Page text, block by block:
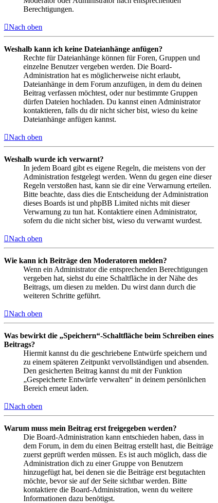
Berechtigungen.
Nach oben
Weshalb kann ich keine Dateianhänge anfügen?
Rechte für Dateianhänge können für Foren, Gruppen und
einzelne Benutzer vergeben werden. Die Board-
Administration hat es möglicherweise nicht erlaubt,
Dateianhänge in dem Forum anzufügen, in dem du deinen
Beitrag verfassen möchtest, oder nur bestimmte Gruppen
dürfen Dateien hochladen. Du kannst einen Administrator
kontaktieren, falls du dir nicht sicher bist, wieso du keine
Dateianhänge anfügen kannst.
Nach oben
Weshalb wurde ich verwarnt?
In jedem Board gibt es eigene Regeln, die meistens von der
Administration festgelegt werden. Wenn du gegen eine dieser
Regeln verstoßen hast, kann sie dir eine Verwarnung erteilen.
Bitte beachte, dass dies die Entscheidung der Administration
dieses Boards ist und phpBB Limited nichts mit dieser
Verwarnung zu tun hat. Kontaktiere einen Administrator,
sofern du die nicht sicher bist, wieso du verwarnt wurdest.
Nach oben
Wie kann ich Beiträge den Moderatoren melden?
Wenn ein Administrator die entsprechenden Berechtigungen
vergeben hat, siehst du eine Schaltfläche in der Nähe des
Beitrags, um diesen zu melden. Du wirst dann durch die
weiteren Schritte geführt.
Nach oben
Was bewirkt die „Speichern“-Schaltfläche beim Schreiben eines
Beitrags?
Hiermit kannst du die geschriebene Entwürfe speichern und
zu einem späteren Zeitpunkt vervollständigen und absenden.
Den gesicherten Beitrag kannst du mit der Funktion
„Gespeicherte Entwürfe verwalten“ in deinem persönlichen
Bereich erneut laden.
Nach oben
Warum muss mein Beitrag erst freigegeben werden?
Die Board-Administration kann entschieden haben, dass in
dem Forum, in dem du einen Beitrag erstellt hast, die Beiträge
zuerst geprüft werden müssen. Es ist auch möglich, dass die
Administration dich zu einer Gruppe von Benutzern
hinzugefügt hat, bei denen sie die Beiträge erst begutachten
möchte, bevor sie auf der Seite sichtbar werden. Bitte
kontaktiere die Board-Administration, wenn du weitere
Informationen dazu benötigst.